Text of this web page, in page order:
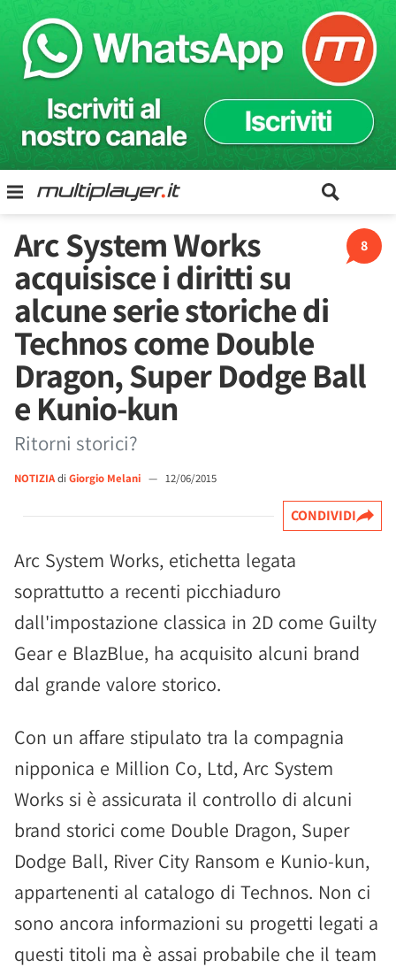
8
Arc System Works
acquisisce i diritti su
alcune serie storiche di
Technos come Double
Dragon, Super Dodge Ball
e Kunio-kun
Ritorni storici?
NOTIZIAdi Giorgio Melani — 12/06/2015
CONDIVIDI
Arc System Works, etichetta legata
soprattutto a recenti picchiaduro
dall'impostazione classica in 2D come Guilty
Gear e BlazBlue, ha acquisito alcuni brand
dal grande valore storico.
Con un affare stipulato tra la compagnia
nipponica e Million Co, Ltd, Arc System
Works si è assicurata il controllo di alcuni
brand storici come Double Dragon, Super
Dodge Ball, River City Ransom e Kunio-kun,
appartenenti al catalogo di Technos. Non ci
sono ancora informazioni su progetti legati a
questi titoli ma è assai probabile che il team